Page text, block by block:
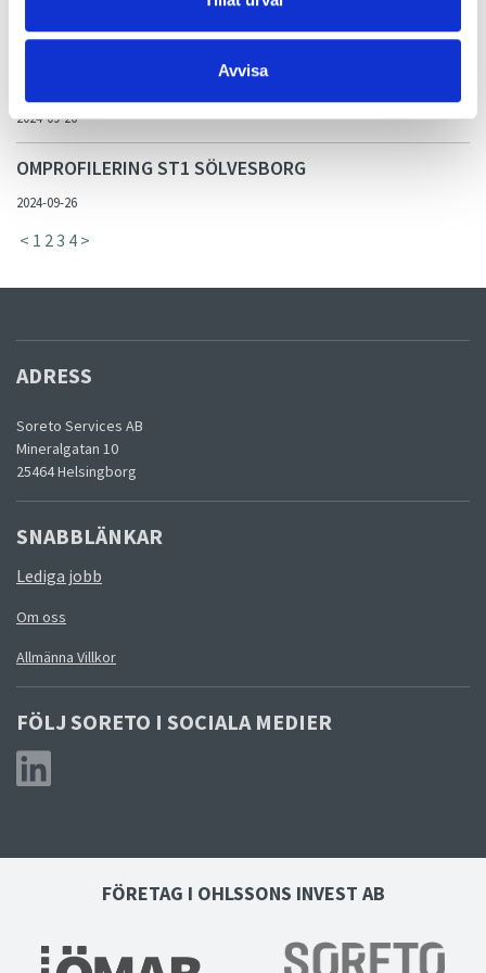
Avvisa
2024-09-26
NYA UPPDRAG FÖR OKQ8 PÅ ÖLAND
2024-09-26
OMPROFILERING ST1 SÖLVESBORG
2024-09-26
< 1 23 4 >
ADRESS
Soreto Services AB
Mineralgatan 10
25464 Helsingborg
SNABBLÄNKAR
Lediga jobb
Om oss
Allmänna Villkor
FÖLJ SORETO I SOCIALA MEDIER
FÖRETAG I OHLSSONS INVEST AB